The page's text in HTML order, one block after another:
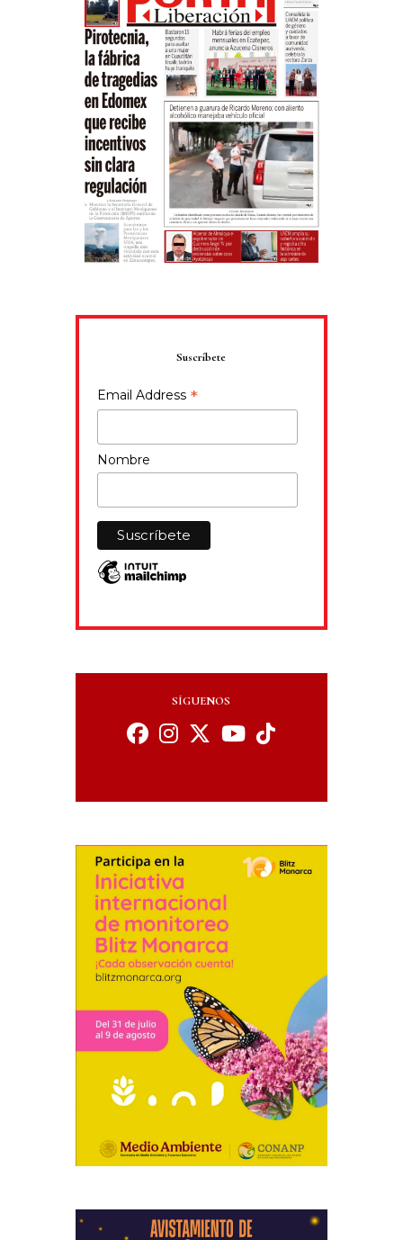
Suscríbete
Email Address *
Nombre
SÍGUENOS